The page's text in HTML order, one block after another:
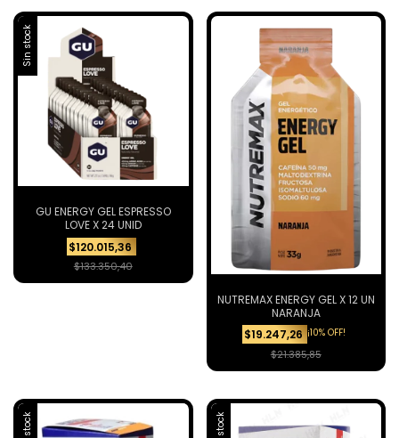
Sin stock
GU ENERGY GEL ESPRESSO
LOVE X 24 UNID
$120.015,36
$133.350,40
NUTREMAX ENERGY GEL X 12 UN
NARANJA
$19.247,26¡10% OFF!
$21.385,85